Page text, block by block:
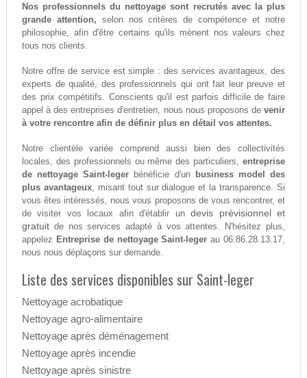
Nos professionnels du nettoyage sont recrutés avec la plus
grande attention, selon nos critères de compétence et notre
philosophie, afin d'être certains qu'ils mènent nos valeurs chez
tous nos clients.
Notre offre de service est simple : des services avantageux, des
experts de qualité, des professionnels qui ont fait leur preuve et
des prix compétitifs. Conscients qu'il est parfois difficile de faire
appel à des entreprises d'entretien, nous nous proposons devenir
à votre rencontre afin de définir plus en détail vos attentes.
Notre clientèle variée comprend aussi bien des collectivités
locales, des professionnels ou même des particuliers,entreprise
de nettoyage Saint-leger bénéficie d'un business model des
plus avantageux, misant tout sur dialogue et la transparence. Si
vous êtes intéressés, nous vous proposons de vous rencontrer, et
de visiter vos locaux afin d'établir undevis prévisionnel et
gratuitde nos services adapté à vos attentes. N'hésitez plus,
appelez Entreprise de nettoyage Saint-leger au 06.86.28.13.17,
nous nous déplaçons sur demande.
Liste des services disponibles sur Saint-leger
Nettoyage acrobatique
Nettoyage agro-alimentaire
Nettoyage après déménagement
Nettoyage après incendie
Nettoyage après sinistre